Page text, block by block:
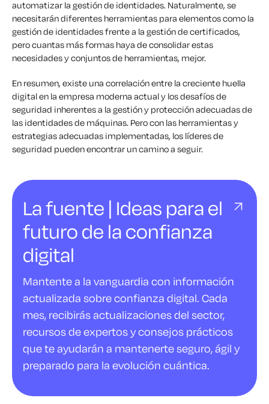
automatizar la gestión de identidades. Naturalmente, se
necesitarán diferentes herramientas para elementos como la
gestión de identidades frente a la gestión de certificados,
pero cuantas más formas haya de consolidar estas
necesidades y conjuntos de herramientas, mejor.
En resumen, existe una correlación entre la creciente huella
digital en la empresa moderna actual y los desafíos de
seguridad inherentes a la gestión y protección adecuadas de
las identidades de máquinas. Pero con las herramientas y
estrategias adecuadas implementadas, los líderes de
seguridad pueden encontrar un camino a seguir.
La fuente | Ideas para el
futuro de la confianza
digital
Mantente a la vanguardia con información
actualizada sobre confianza digital. Cada
mes, recibirás actualizaciones del sector,
recursos de expertos y consejos prácticos
que te ayudarán a mantenerte seguro, ágil y
preparado para la evolución cuántica.